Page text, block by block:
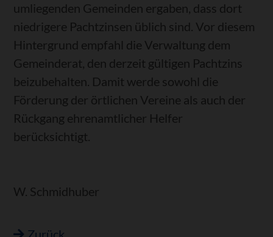
umliegenden Gemeinden ergaben, dass dort
niedrigere Pachtzinsen üblich sind. Vor diesem
Hintergrund empfahl die Verwaltung dem
Gemeinderat, den derzeit gültigen Pachtzins
beizubehalten. Damit werde sowohl die
Förderung der örtlichen Vereine als auch der
Rückgang ehrenamtlicher Helfer
berücksichtigt.
W. Schmidhuber